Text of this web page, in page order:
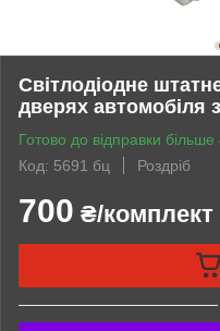
Світлодіодне
дверях автомобіля
Готово до відправки більше
Код: 5691 бц
Роздріб
700 ₴/комплект